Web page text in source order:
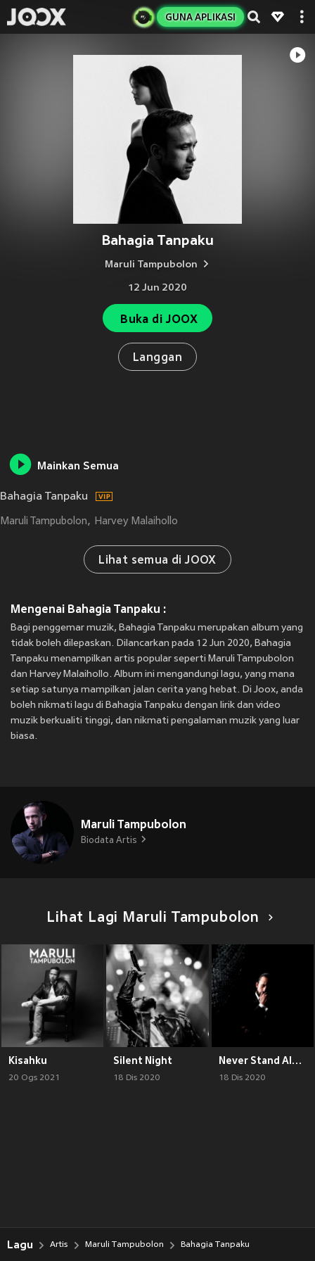
GUNA APLIKASI
Bahagia Tanpaku
Maruli Tampubolon
12 Jun 2020
Buka di JOOX
Langgan
Mainkan Semua
Bahagia Tanpaku
Maruli Tampubolon Harvey Malaihollo
Lihat semua di JOOX
Mengenai Bahagia Tanpaku :
Bagi penggemar muzik, Bahagia Tanpaku merupakan album yang
tidak boleh dilepaskan. Dilancarkan pada 12 Jun 2020, Bahagia
Tanpaku menampilkan artis popular seperti Maruli Tampubolon
dan Harvey Malaihollo. Album ini mengandungi lagu, yang mana
setiap satunya mampilkan jalan cerita yang hebat. Di Joox, anda
boleh nikmati lagu di Bahagia Tanpaku dengan lirik dan video
muzik berkualiti tinggi, dan nikmati pengalaman muzik yang luar
biasa.
Maruli Tampubolon
Biodata Artis
Lihat Lagi Maruli Tampubolon
Kisahku
20 Ogs 2021
Silent Night
18 Dis 2020
Never Stand Alone
18 Dis 2020
Lagu Artis Maruli Tampubolon Bahagia Tanpaku